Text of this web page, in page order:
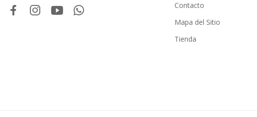
Contacto
Mapa del Sitio
Tienda